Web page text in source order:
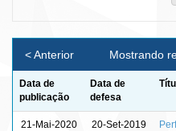
Mostrando
< Anterior
Data de
publicação
Data de
defesa
21-Mai-2020 20-Set-2019